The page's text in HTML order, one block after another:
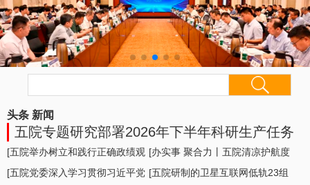
头条 新闻
五院专题研究部署2026年下半年科研生产任务
形势及举措
[五院举办树立和践行正确政绩观
学习教育专题... ]
[办实事 聚合力丨五院清凉护航度
盛夏，暖心... ]
[五院党委深入学习贯彻习近平党 [五院研制的卫星互联网低轨23组